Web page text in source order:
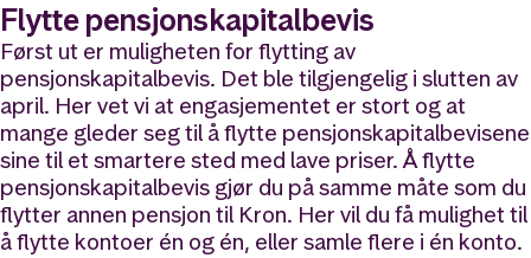
Flytte pensjonskapitalbevis
Først ut er muligheten for flytting av
pensjonskapitalbevis. Det ble tilgjengelig i slutten av
april. Her vet vi at engasjementet er stort og at
mange gleder seg til å flytte pensjonskapitalbevisene
sine til et smartere sted med lave priser. Å flytte
pensjonskapitalbevis gjør du på samme måte som du
flytter annen pensjon til Kron. Her vil du få mulighet til
å flytte kontoer én og én, eller samle flere i én konto.